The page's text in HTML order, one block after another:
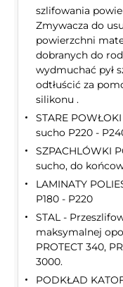
szlifowania
Zmywacza do
powierzchni
dobranych do
wydmuchać pył
odtłuścić za
silikonu .
STARE
sucho P220 -
SZPACHLÓWKI
sucho, do
LAMINATY
P180 - P220
STAL -
maksymalnej
PROTECT 340,
3000.
PODKŁAD